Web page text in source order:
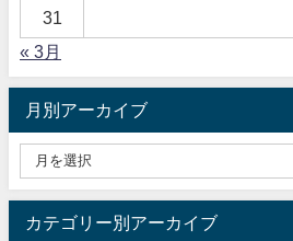
31
« 3月
月別アーカイブ
カテゴリー別アーカイブ